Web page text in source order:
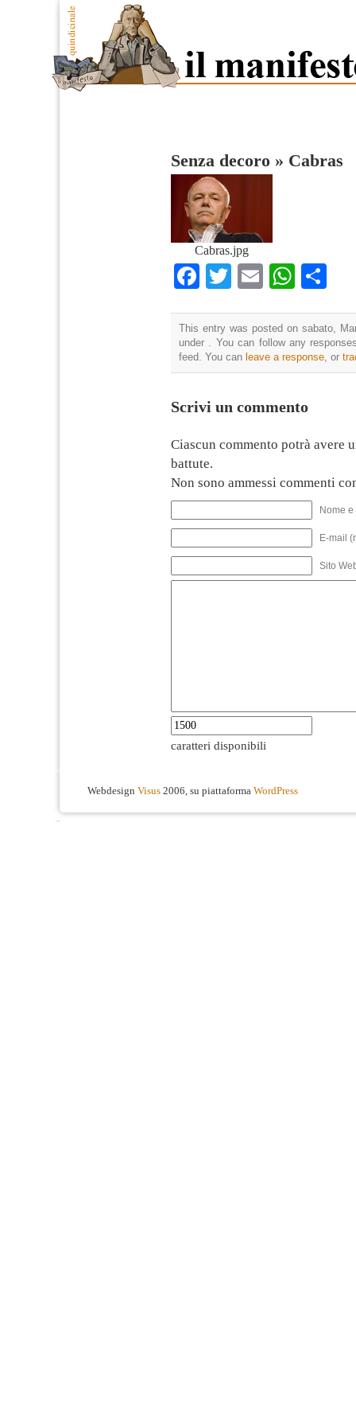
Senza decoro » Cabras
Cabras.jpg
Facebook
Twitter
Email
This entry was posted on sabato,
under . You can follow any
feed. You can leave a response , or
Scrivi un commento
Ciascun commento potrà avere
battute.
Non sono ammessi commenti
Nome
E-mail
Sito
caratteri disponibili
Webdesign Visus 2006, su piattaforma WordPress